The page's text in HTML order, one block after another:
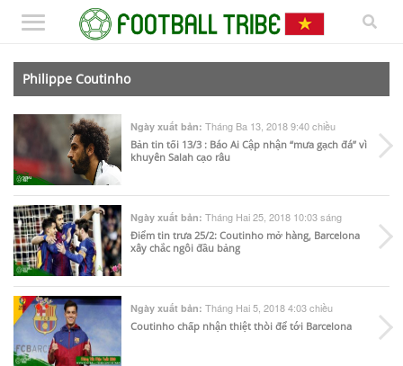
Philippe Coutinho
Ngày xuất bản: Tháng Ba 13, 2018 9:40 chiều
Bản tin tối 13/3 : Báo Ai Cập nhận “mưa gạch đá” vì
khuyên Salah cạo râu
Ngày xuất bản: Tháng Hai 25, 2018 10:03 sáng
Điểm tin trưa 25/2: Coutinho mở hàng, Barcelona
xây chắc ngôi đầu bảng
Ngày xuất bản: Tháng Hai 5, 2018 4:03 chiều
Coutinho chấp nhận thiệt thòi để tới Barcelona